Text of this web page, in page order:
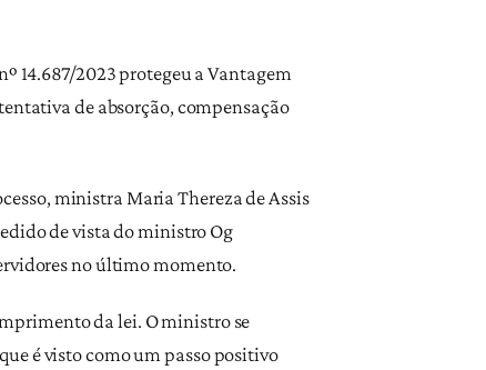
14.687/2023 protegeu a Vantagem
de absorção, compensação
ministra Maria Thereza de Assis
de vista do ministro Og
no último momento.
da lei. O ministro se
é visto como um passo positivo